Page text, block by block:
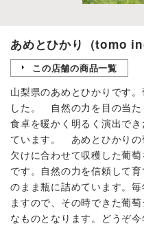
あめとひかり（tomo
この店舗の商品一覧
山梨県のあめとひかりです
した。 自然の力を目の当た
食卓を暖かく明るく演出で
ています。 あめとひかりの
欠けに合わせて収穫した葡
です。自然の力を信頼して
のまま瓶に詰めています。
ますので、その時できた葡
なものとなります。どうぞ今